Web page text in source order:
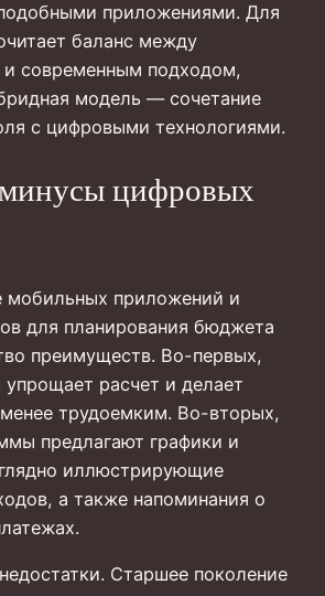
приложениями. Для
баланс между
современным подходом,
модель — сочетание
с цифровыми технологиями.
цифровых
мобильных приложений и
для планирования бюджета
преимуществ. Во-первых,
упрощает расчет и делает
трудоемким. Во-вторых,
предлагают графики и
иллюстрирующие
а также напоминания о
Старшее поколение